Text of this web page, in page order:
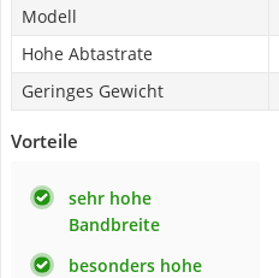
Modell
Hohe Abtastrate
Geringes Gewicht
Vorteile
sehr hohe
Bandbreite
besonders hohe